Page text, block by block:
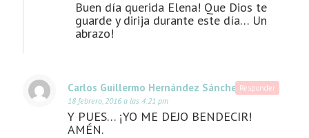
Buen día querida Elena! Que Dios te
guarde y dirija durante este día… Un
abrazo!
Carlos Guillermo Hernández Sánchez dice:
18 febrero, 2016 a las 4:21 pm
Y PUES… ¡YO ME DEJO BENDECIR!
AMÉN.
Responder